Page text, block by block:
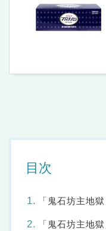
目次
「鬼石坊主地
「鬼石坊主地